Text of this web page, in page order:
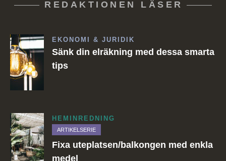
REDAKTIONEN LÄSER
EKONOMI & JURIDIK
Sänk din elräkning med dessa smarta
tips
HEMINREDNING
ARTIKELSERIE
Fixa uteplatsen/balkongen med enkla
medel